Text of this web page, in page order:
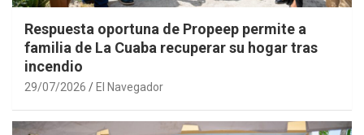
Respuesta oportuna de Propeep permite a
familia de La Cuaba recuperar su hogar tras
incendio
29/07/2026 El Navegador